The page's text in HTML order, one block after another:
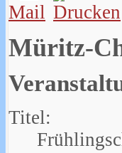
Müritz-
Titel: